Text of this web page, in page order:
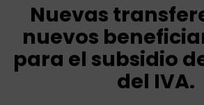
Nuevas
nuevos
para el subsidio
del IVA.